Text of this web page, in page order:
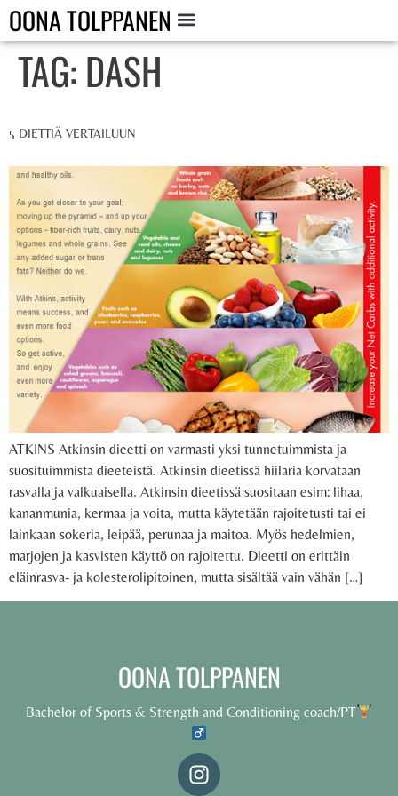
OONA TOLPPANEN
TAG: DASH
5 DIETTIÄ VERTAILUUN
ATKINS Atkinsin dieetti on varmasti yksi tunnetuimmista ja
suosituimmista dieeteistä. Atkinsin dieetissä hiilaria korvataan
rasvalla ja valkuaisella. Atkinsin dieetissä suositaan esim: lihaa,
kananmunia, kermaa ja voita, mutta käytetään rajoitetusti tai ei
lainkaan sokeria, leipää, perunaa ja maitoa. Myös hedelmien,
marjojen ja kasvisten käyttö on rajoitettu. Dieetti on erittäin
eläinrasva- ja kolesterolipitoinen, mutta sisältää vain vähän […]
OONA TOLPPANEN
Bachelor of Sports & Strength and Conditioning coach/PT